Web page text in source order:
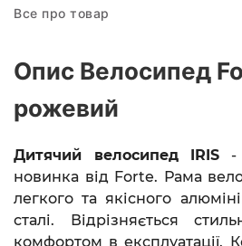
Все про товар
Опис Велосипед
рожевий
Дитячий велосипед IRIS -
новинка від Forte. Рама
легкого та якісного
сталі. Відрізняється
комфортом в експлуатації.